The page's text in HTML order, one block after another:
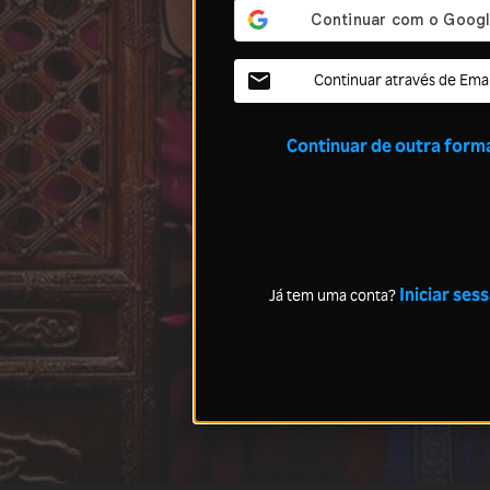
Continuar através de
Continuar de outra
Já tem uma conta? Iniciar